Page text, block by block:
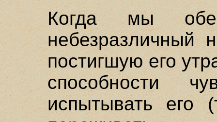
Когда мы
небезразличный
постигшую его
способности
испытывать его